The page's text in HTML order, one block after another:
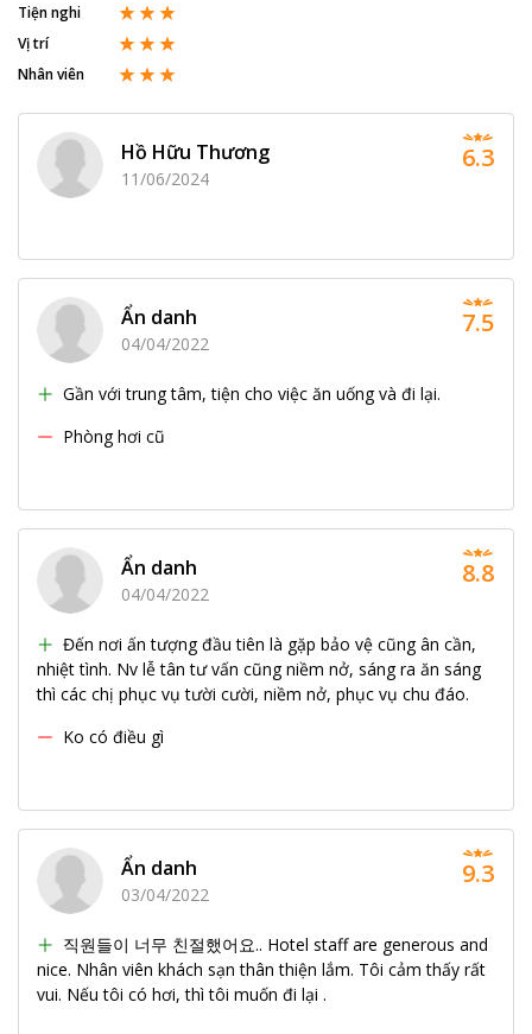
Tiện nghi
Vị trí
Nhân viên
Hồ Hữu Thương
11/06/2024
6.3
Ẩn danh
04/04/2022
Gần với trung tâm, tiện cho việc ăn uống và đi lại.
Phòng hơi cũ
7.5
Ẩn danh
04/04/2022
Đến nơi ấn tượng đầu tiên là gặp bảo vệ cũng ân cần,
nhiệt tình. Nv lễ tân tư vấn cũng niềm nở, sáng ra ăn sáng
thì các chị phục vụ tười cười, niềm nở, phục vụ chu đáo.
Ko có điều gì
8.8
Ẩn danh
03/04/2022
직원들이 너무 친절했어요.. Hotel staff are generous and
nice. Nhân viên khách sạn thân thiện lắm. Tôi cảm thấy rất
vui. Nếu tôi có hơi, thì tôi muốn đi lại .
9.3